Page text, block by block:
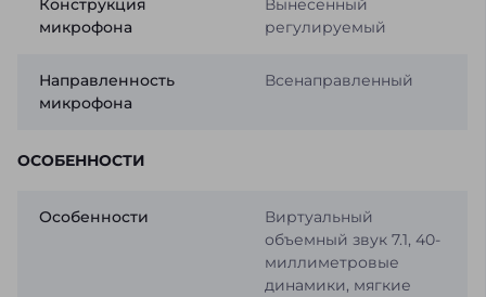
Конструкция
микрофона
Вынесенный
регулируемый
Направленность
микрофона
Всенаправленный
ОСОБЕННОСТИ
Особенности
Виртуальный
объемный звук 7.1, 40-
миллиметровые
динамики, мягкие